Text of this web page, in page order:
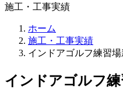
施工・工事実績
ホーム
施工・工事実績
インドアゴルフ練習
インドアゴルフ